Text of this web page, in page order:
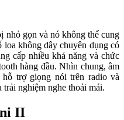
nhỏ gọn và nó không thể cung
loa không dây chuyên dụng có
cấp nhiều khả năng và chức
hàng đầu. Nhìn chung, âm
trợ giọng nói trên radio và
nghiệm nghe thoải mái.
II